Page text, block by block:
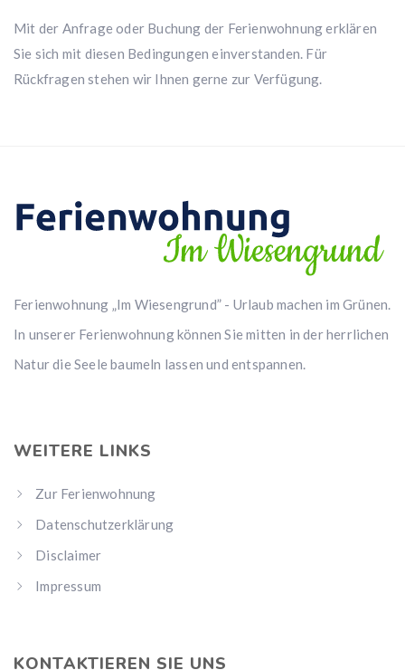
Mit der Anfrage oder Buchung der Ferienwohnung erklären
Sie sich mit diesen Bedingungen einverstanden. Für
Rückfragen stehen wir Ihnen gerne zur Verfügung.
Ferienwohnung „Im Wiesengrund” - Urlaub machen im Grünen.
In unserer Ferienwohnung können Sie mitten in der herrlichen
Natur die Seele baumeln lassen und entspannen.
WEITERE LINKS
Zur Ferienwohnung
Datenschutzerklärung
Disclaimer
Impressum
KONTAKTIEREN SIE UNS